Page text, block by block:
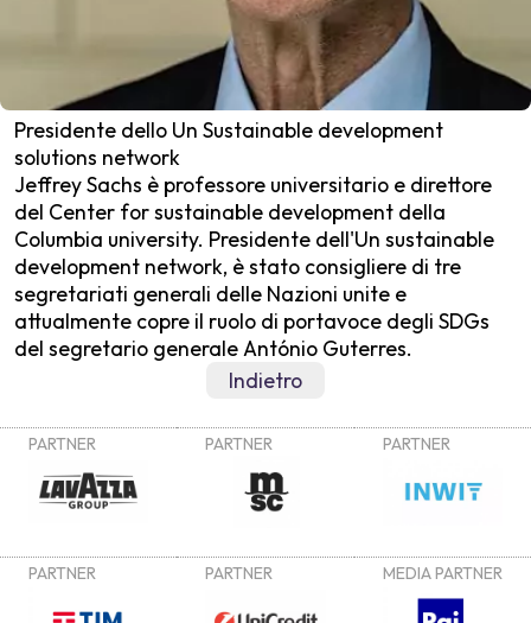
Presidente dello Un Sustainable development
solutions network
Jeffrey Sachs è professore universitario e direttore
del Center for sustainable development della
Columbia university. Presidente dell'Un sustainable
development network, è stato consigliere di tre
segretariati generali delle Nazioni unite e
attualmente copre il ruolo di portavoce degli SDGs
del segretario generale António Guterres.
Indietro